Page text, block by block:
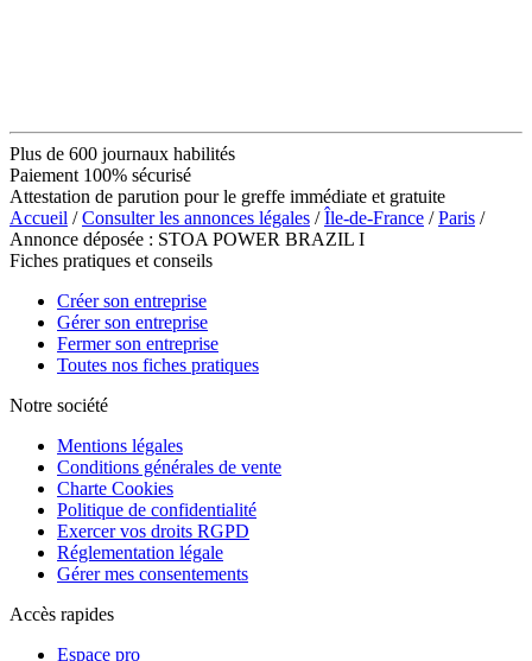
Plus de 600 journaux habilités
Paiement 100% sécurisé
Attestation de parution pour le greffe immédiate et gratuite
Accueil /Consulter les annonces légales /Île-de-France /Paris /
Annonce déposée : STOA POWER BRAZIL I
Fiches pratiques et conseils
Créer son entreprise
Gérer son entreprise
Fermer son entreprise
Toutes nos fiches pratiques
Notre société
Mentions légales
Conditions générales de vente
Charte Cookies
Politique de confidentialité
Exercer vos droits RGPD
Réglementation légale
Gérer mes consentements
Accès rapides
Espace pro